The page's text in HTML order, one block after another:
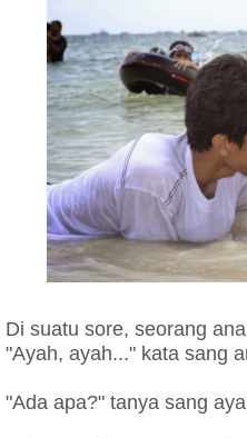
Di suatu sore, seorang
"Ayah, ayah..." kata sang
"Ada apa?" tanya sang